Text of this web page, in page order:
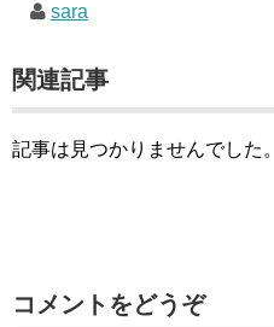
sara
関連記事
記事は見つかりませんでした。
コメントをどうぞ